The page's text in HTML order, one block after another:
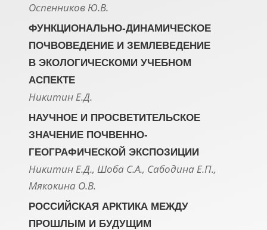
Оспенников Ю.В.
ФУНКЦИОНАЛЬНО-ДИНАМИЧЕСКОЕ
ПОЧВОВЕДЕНИЕ И ЗЕМЛЕВЕДЕНИЕ
В ЭКОЛОГИЧЕСКОМИ УЧЕБНОМ
АСПЕКТЕ
Никитин Е.Д.
НАУЧНОЕ И ПРОСВЕТИТЕЛЬСКОЕ
ЗНАЧЕНИЕ ПОЧВЕННО-
ГЕОГРАФИЧЕСКОЙ ЭКСПОЗИЦИИ
Никитин Е.Д., Шоба С.А., Сабодина Е.П.,
Мякокина О.В.
РОССИЙСКАЯ АРКТИКА МЕЖДУ
ПРОШЛЫМ И БУДУЩИМ